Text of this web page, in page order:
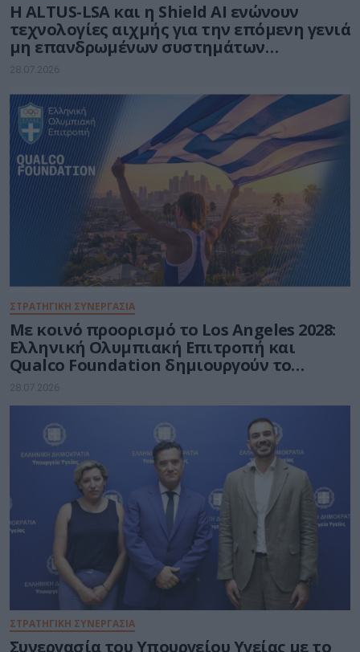
Η ALTUS-LSA και η Shield AI ενώνουν
τεχνολογίες αιχμής για την επόμενη γενιά
μη επανδρωμένων συστημάτων
αεροσκαφών
28.07.2026
ΣΤΡΑΤΗΓΙΚΗ ΣΥΝΕΡΓΑΣΙΑ
Με κοινό προορισμό το Los Angeles 2028:
Ελληνική Ολυμπιακή Επιτροπή και
Qualco Foundation δημιουργούν το
Ελληνικό Ολυμπιακό Σπίτι
28.07.2026
ΣΤΡΑΤΗΓΙΚΗ ΣΥΝΕΡΓΑΣΙΑ
Συνεργασία του Υπουργείου Υγείας με το